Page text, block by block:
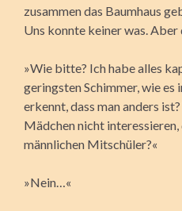
zusammen das Baumhaus
Uns konnte keiner was.
»Wie bitte? Ich habe alles
geringsten Schimmer, wie es
erkennt, dass man anders
Mädchen nicht
männlichen Mitschüler?«
»Nein…«